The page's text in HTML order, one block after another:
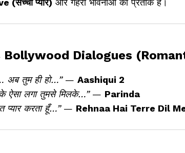
Bollywood Dialogues
अब तुम ही हो…”— Aashiqui 2
ऐसा लगा तुमसे मिलके…”— Parinda
प्यार करता हूँ…”— Rehnaa Hai Terre Dil